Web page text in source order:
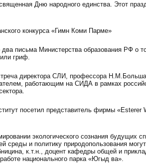
Дню народного единства. Этот
конкурса «Гимн Коми Парме»
письма Министерства образования РФ о
гриф.
директора СЛИ, профессора
работающим на СИДА в рамках
посетил представитель фирмы
экологического сознания будущих
и политику природопользования
к.т.н., доцент кафедры общей и
национального парка «Югыд ва».